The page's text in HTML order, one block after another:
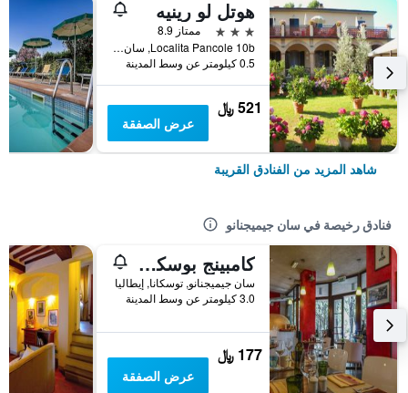
هوتل لو رينيه
3 نجوم
ممتاز 8.9
Localita Pancole 10b, سان جيميجنانو, توسكانا, إيطاليا
0.5 كيلومتر عن وسط المدينة
521 ﷼
عرض الصفقة
شاهد المزيد من الفنادق القريبة
فنادق رخيصة في سان جيميجنانو
كامبينج بوسكيتو دي بيما
سان جيميجنانو, توسكانا, إيطاليا
3.0 كيلومتر عن وسط المدينة
177 ﷼
عرض الصفقة